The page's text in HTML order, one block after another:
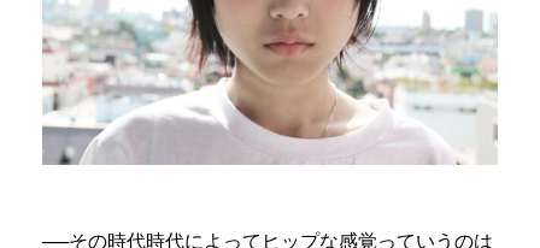
──その時代時代によってヒップな感覚っていうのは